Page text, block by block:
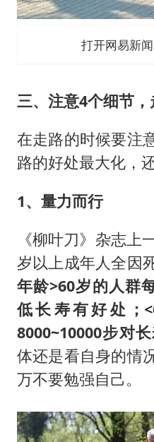
打开网易新
三、注意4个细节
在走路的时候要注
路的好处最大化，
1、量力而行
《柳叶刀》杂志上
岁以上成年人全因
年龄>60岁的人群
低长寿有好处；
8000~10000步对
体还是看自身的情
万不要勉强自己。